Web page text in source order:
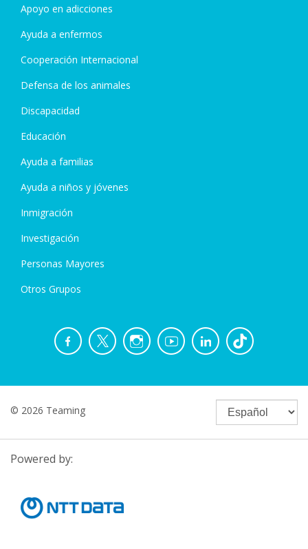
Apoyo en adicciones
Ayuda a enfermos
Cooperación Internacional
Defensa de los animales
Discapacidad
Educación
Ayuda a familias
Ayuda a niños y jóvenes
Inmigración
Investigación
Personas Mayores
Otros Grupos
© 2026 Teaming
Powered by: